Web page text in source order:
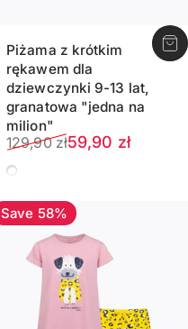
Piżama z krótkim
rękawem dla
dziewczynki 9-13 lat,
granatowa "jedna na
milion"
Sale price59,90 zł
Regular price
129,90 zł
Granatowy
Save 58%